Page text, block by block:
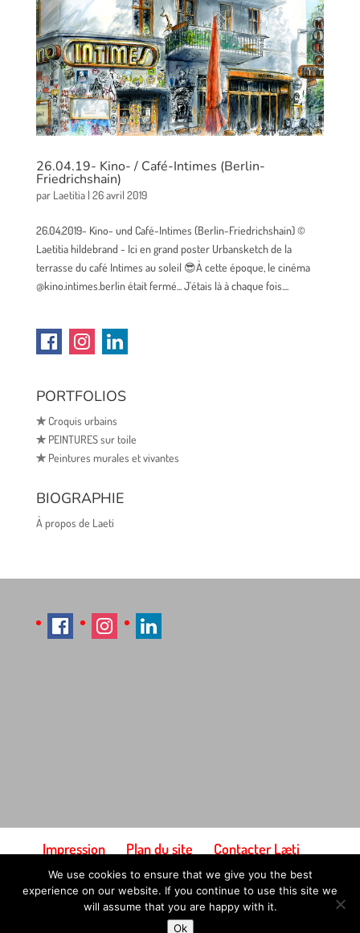
26.04.19- Kino- / Café-Intimes (Berlin-
Friedrichshain)
par Laetitia| 26 avril 2019
26.04.2019- Kino- und Café-Intimes (Berlin-Friedrichshain) ©
Laetitia hildebrand - Ici en grand poster Urbansketch de la
terrasse du café Intimes au soleil 😎À cette époque, le cinéma
@kino.intimes.berlin était fermé... J'étais là à chaque fois....
PORTFOLIOS
✯Croquis urbains
✯PEINTURES sur toile
✯Peintures murales et vivantes
BIOGRAPHIE
À propos de Laeti
Impression Plan du site
Contacter Læti
Conditions générales d'utilisation
Paiement et expédition
We use cookies to ensure that we give you the best
experience on our website. If you continue to use this site we
will assume that you are happy with it.
Ok